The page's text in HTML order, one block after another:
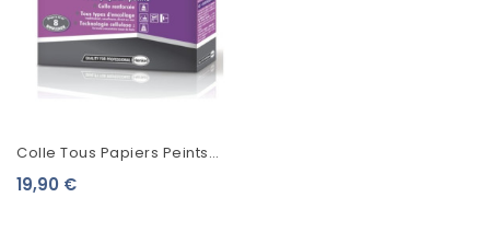
Colle Tous Papiers Peints
Metylan Expert
19,90 €